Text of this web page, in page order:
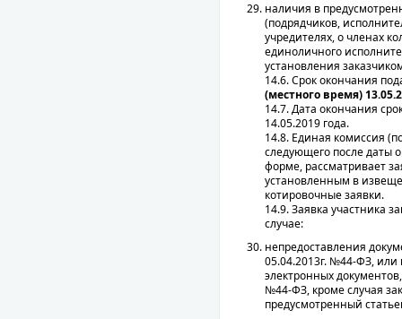
наличия в
(подрядчиков,
учредителях, о членах
единоличного
установления
14.6. Срок окончания
(местного время)
14.7. Дата окончания
14.05.2019 года.
14.8. Единая комиссия
следующего после даты
форме, рассматривает
установленным в
котировочные заявки.
14.9. Заявка участника
случае:
непредоставления
05.04.2013г. №44-ФЗ,
электронных
№44-ФЗ, кроме случая
предусмотренный